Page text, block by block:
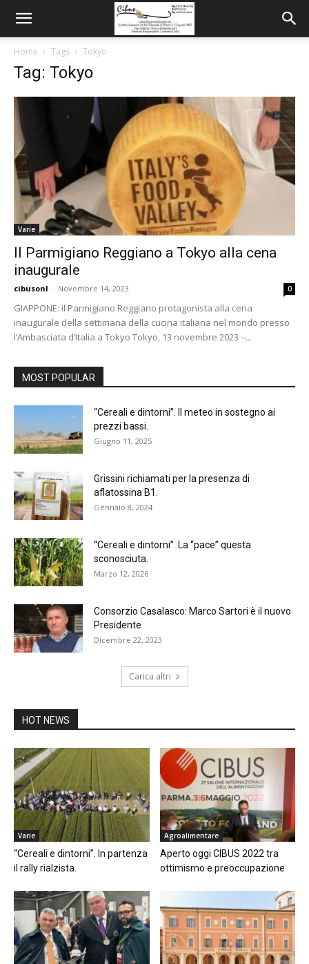
Home Tags Tokyo
Tag: Tokyo
Varie
Il Parmigiano Reggiano a Tokyo alla cena
inaugurale
cibusonl - Novembre 14, 2023 0
GIAPPONE: il Parmigiano Reggiano protagonista alla cena
inaugurale della settimana della cucina italiana nel mondo presso
l’Ambasciata d’Italia a Tokyo Tokyo, 13 novembre 2023 –...
MOST POPULAR
“Cereali e dintorni”. Il meteo in sostegno ai
prezzi bassi.
Giugno 11, 2025
Grissini richiamati per la presenza di
aflatossina B1.
Gennaio 8, 2024
“Cereali e dintorni”. La “pace” questa
sconosciuta.
Marzo 12, 2026
Consorzio Casalasco: Marco Sartori è il nuovo
Presidente
Dicembre 22, 2023
Carica altri
HOT NEWS
Varie
“Cereali e dintorni”. In partenza
il rally rialzista.
Agroalimentare
Aperto oggi CIBUS 2022 tra
ottimismo e preoccupazione